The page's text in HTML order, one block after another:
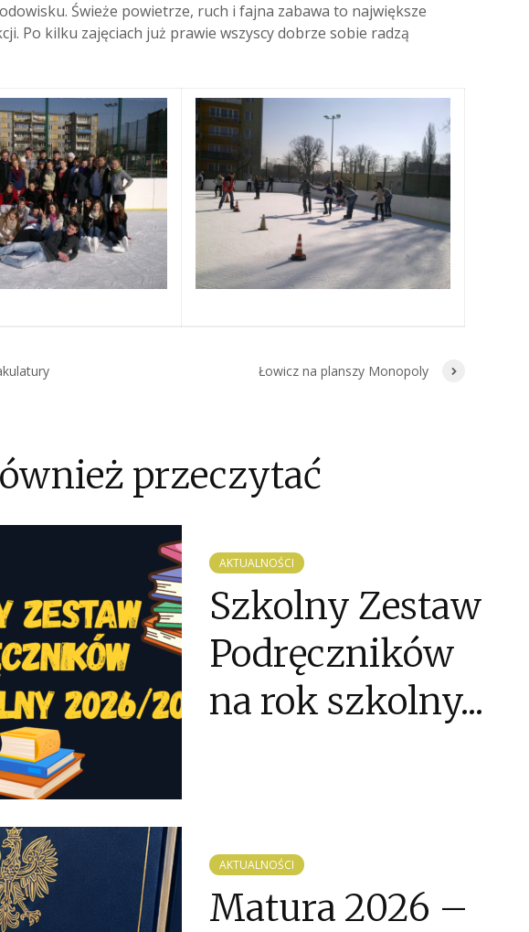
Świeże powietrze, ruch i fajna zabawa to największe
Po kilku zajęciach już prawie wszyscy dobrze sobie radzą
Łowicz na planszy Monopoly
przeczytać
AKTUALNOŚCI
Szkolny Zestaw
Podręczników
na rok szkolny...
AKTUALNOŚCI
Matura 2026 –